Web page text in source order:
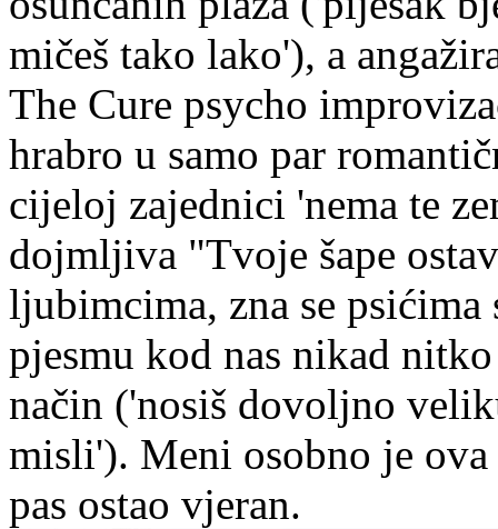
mičeš tako lako'), a
The Cure psycho
hrabro u samo par
cijeloj zajednici 'nema te
dojmljiva "Tvoje šape
ljubimcima, zna se
pjesmu kod nas nikad
način ('nosiš dovoljno
misli'). Meni osobno je
pas ostao vjeran.